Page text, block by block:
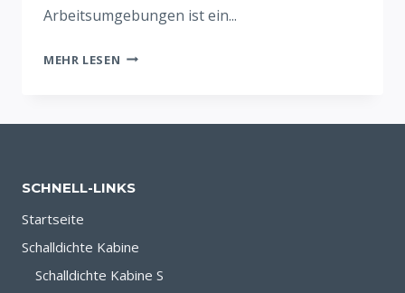
Arbeitsumgebungen ist ein...
MEHR LESEN SILENT
IST
FÜR
IN
OFFENEN
SCHNELL-LINKS
Startseite
Schalldichte Kabine
Schalldichte Kabine S